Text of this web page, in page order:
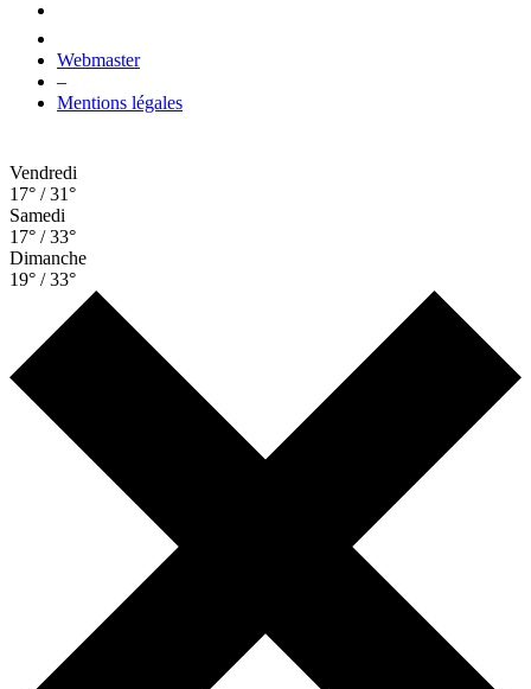
Webmaster
–
Mentions légales
Vendredi
17° / 31°
Samedi
17° / 33°
Dimanche
19° / 33°